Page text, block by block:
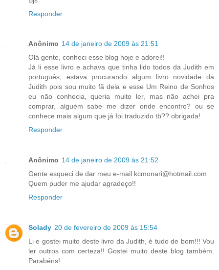
Responder
Anônimo 14 de janeiro de 2009 às 21:51
Olá gente, conheci esse blog hoje e adorei!!
Já li esse livro e achava que tinha lido todos da Judith em
português, estava procurando algum livro novidade da
Judith pois sou muito fã dela e esse Um Reino de Sonhos
eu não conhecia, queria muito ler, mas não achei pra
comprar, alguém sabe me dizer onde encontro? ou se
conhece mais algum que já foi traduzido tb?? obrigada!
Responder
Anônimo 14 de janeiro de 2009 às 21:52
Gente esqueci de dar meu e-mail kcmonari@hotmail.com
Quem puder me ajudar agradeço!!
Responder
Solady 20 de fevereiro de 2009 às 15:54
Li e gostei muito deste livro da Judith, é tudo de bom!!! Vou
ler outros com certeza!! Gostei muito deste blog também.
Parabéns!